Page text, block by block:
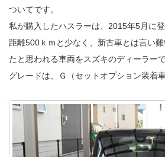
ついてです。
私が購入したハスラーは、2015年5月に
距離500ｋｍと少なく、新古車とは言い
たと思われる車両をスズキのディーラー
グレードは、Ｇ（セットオプション装着